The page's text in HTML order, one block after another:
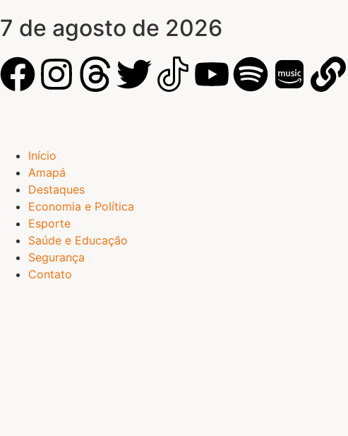
7 de agosto de 2026
Início
Amapá
Destaques
Economia e Política
Esporte
Saúde e Educação
Segurança
Contato